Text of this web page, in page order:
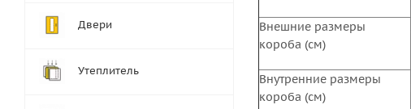
Внешние размеры
короба (см)
Внутренние размеры
короба (см)
Двери
Утеплитель